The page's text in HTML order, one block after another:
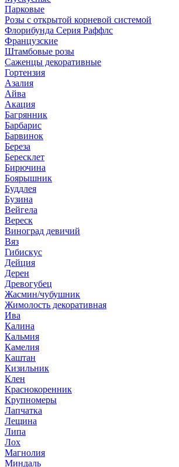
Парковые
Розы с открытой корневой системой
Флорибунда Серия Раффлс
Французские
Штамбовые розы
Саженцы декоративные
Гортензия
Азалия
Айва
Акация
Багрянник
Барбарис
Барвинок
Береза
Бересклет
Бирючина
Боярышник
Буддлея
Бузина
Вейгела
Вереск
Виноград девичий
Вяз
Гибискус
Дейция
Дерен
Древогубец
Жасмин/чубушник
Жимолость декоративная
Ива
Калина
Кальмия
Камелия
Каштан
Кизильник
Клен
Краснокоренник
Крупномеры
Лапчатка
Лещина
Липа
Лох
Магнолия
Миндаль